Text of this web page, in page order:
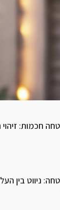
חכמות: זיהוי
ניווט בין